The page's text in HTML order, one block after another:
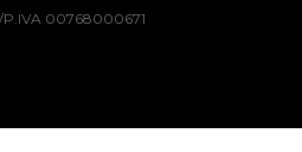
P.IVA 00768000671